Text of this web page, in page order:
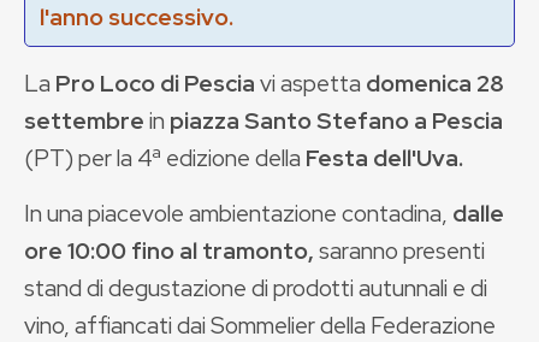
l'anno successivo.
La Pro Loco di Pesciavi aspetta domenica 28
settembrein piazza Santo Stefano a Pescia
(PT) per la 4ª edizione della Festa dell'Uva.
In una piacevole ambientazione contadina, dalle
ore 10:00 fino al tramonto,saranno presenti
stand di degustazione di prodotti autunnali e di
vino, affiancati dai Sommelier della Federazione